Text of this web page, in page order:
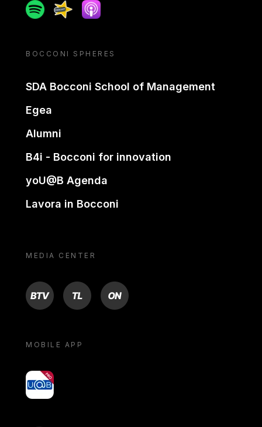
SpotifySpreakerApple podcast
BOCCONI SPHERES
SDA Bocconi School of Management
Egea
Alumni
B4i - Bocconi for innovation
yoU@B Agenda
Lavora in Bocconi
MEDIA CENTER
BTV TL ON
MOBILE APP
yoU@B